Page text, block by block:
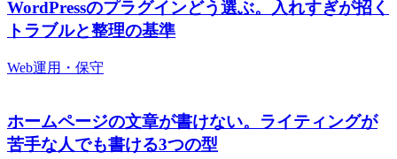
WordPressのプラグインどう選ぶ。入れすぎが招く
トラブルと整理の基準
Web運用・保守
ホームページの文章が書けない。ライティングが
苦手な人でも書ける3つの型